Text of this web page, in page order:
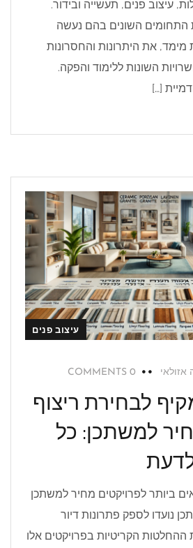
עיצוב פנים, תעשייה ובידור.
התחומים השונים בהם נעשה
את היתרונות והחסרונות
השונות ללימוד והפקה.
[…]
עיצוב פנים
אזולאי 0 COMMENTS
לבחירת ריצוף
למשתכן: כל
ביותר לפרויקטים מחיר למשתכן
נועדו לספק פתרונות דיור
ההחלטות הקריטיות בפרויקטים אלו